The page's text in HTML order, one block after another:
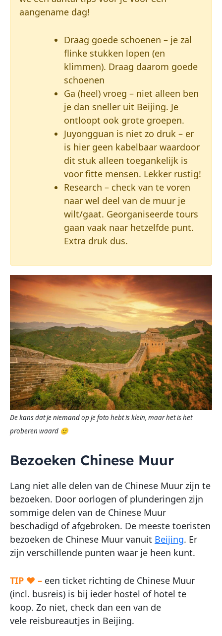
aangename dag!
Draag goede schoenen – je zal
flinke stukken lopen (en
klimmen). Draag daarom goede
schoenen
Ga (heel) vroeg – niet alleen ben
je dan sneller uit Beijing. Je
ontloopt ook grote groepen.
Juyongguan is niet zo druk – er
is hier geen kabelbaar waardoor
dit stuk alleen toegankelijk is
voor fitte mensen. Lekker rustig!
Research – check van te voren
naar wel deel van de muur je
wilt/gaat. Georganiseerde tours
gaan vaak naar hetzelfde punt.
Extra druk dus.
De kans dat je niemand op je foto hebt is klein, maar het is het
proberen waard 🙂
Bezoeken Chinese Muur
Lang niet alle delen van de Chinese Muur zijn te
bezoeken. Door oorlogen of plunderingen zijn
sommige delen van de Chinese Muur
beschadigd of afgebroken. De meeste toeristen
bezoeken de Chinese Muur vanuit Beijing. Er
zijn verschillende punten waar je heen kunt.
TIP ♥ – een ticket richting de Chinese Muur
(incl. busreis) is bij ieder hostel of hotel te
koop. Zo niet, check dan een van de
vele reisbureautjes in Beijing.